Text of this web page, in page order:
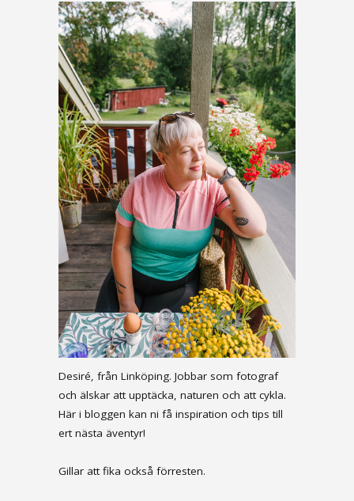
Desiré, från Linköping. Jobbar som fotograf
och älskar att upptäcka, naturen och att cykla.
Här i bloggen kan ni få inspiration och tips till
ert nästa äventyr!
Gillar att fika också förresten.